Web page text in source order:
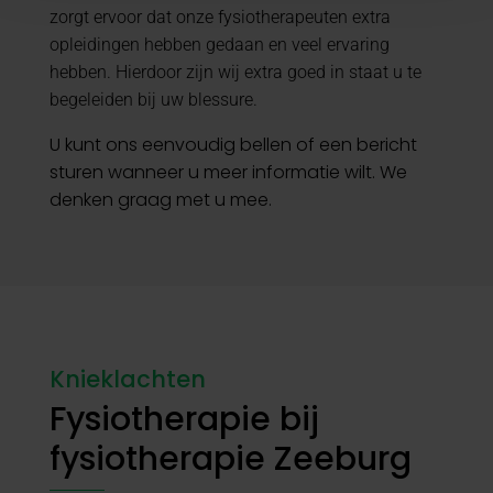
zorgt ervoor dat onze fysiotherapeuten extra
opleidingen hebben gedaan en veel ervaring
hebben. Hierdoor zijn wij extra goed in staat u te
begeleiden bij uw blessure.
U kunt ons eenvoudig bellen of een bericht
sturen wanneer u meer informatie wilt. We
denken graag met u mee.
Knieklachten
Fysiotherapie bij
fysiotherapie Zeeburg